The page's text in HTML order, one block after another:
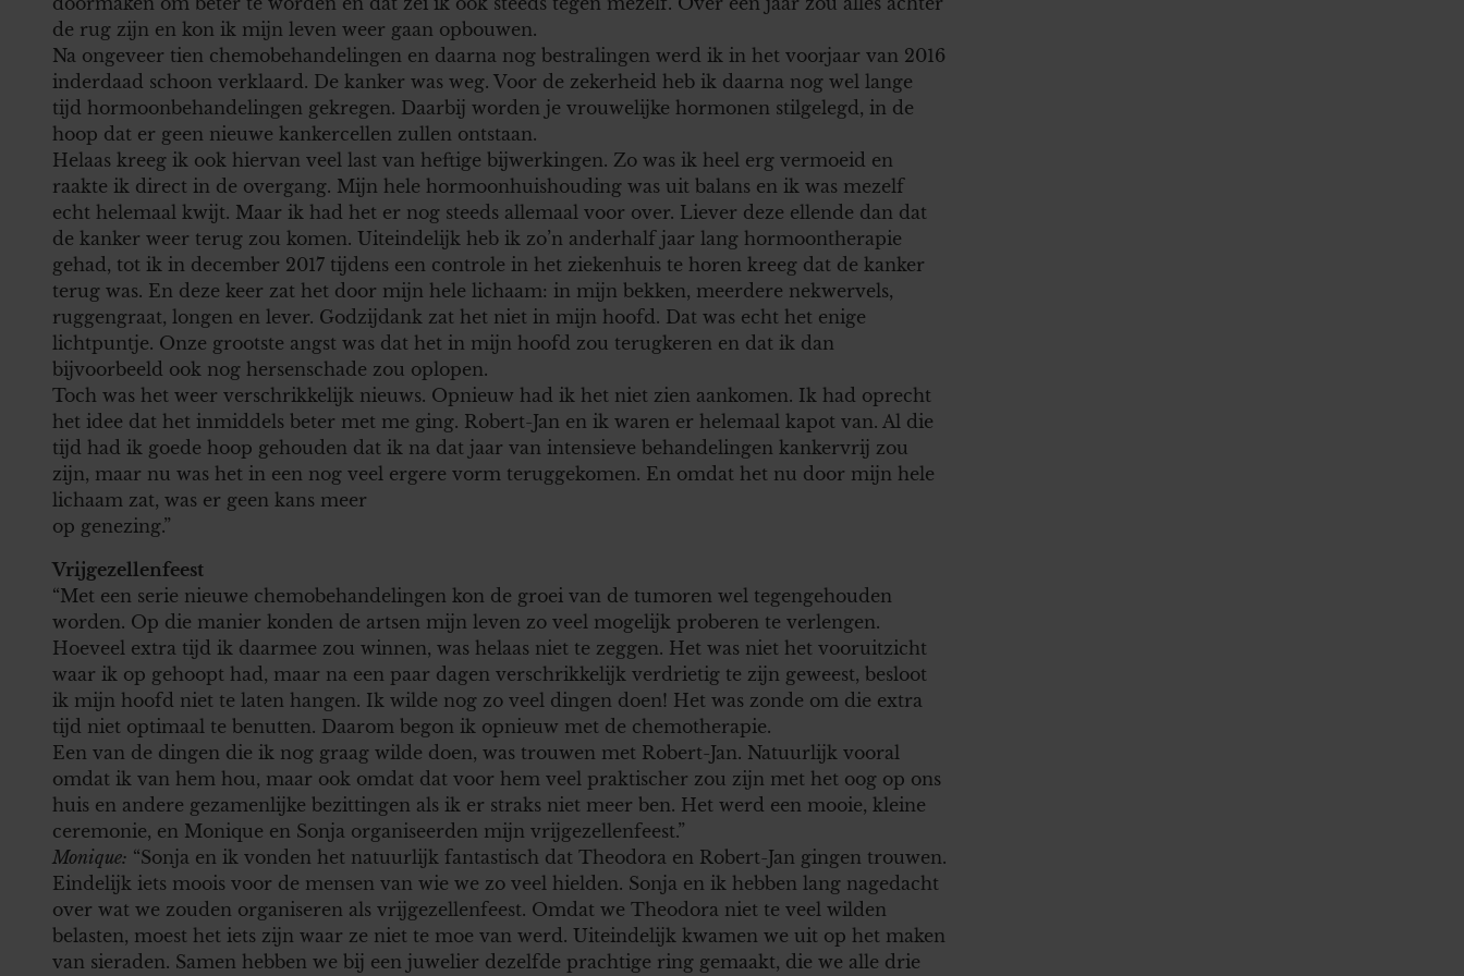
de rug zijn en kon ik mijn leven weer gaan opbouwen.
Na ongeveer tien chemobehandelingen en daarna nog bestralingen werd ik in het voorjaar van 2016
inderdaad schoon verklaard. De kanker was weg. Voor de zekerheid heb ik daarna nog wel lange
tijd hormoonbehandelingen gekregen. Daarbij worden je vrouwelijke hormonen stilgelegd, in de
hoop dat er geen nieuwe kankercellen zullen ontstaan.
Helaas kreeg ik ook hiervan veel last van heftige bijwerkingen. Zo was ik heel erg vermoeid en
raakte ik direct in de overgang. Mijn hele hormoonhuishouding was uit balans en ik was mezelf
echt helemaal kwijt. Maar ik had het er nog steeds allemaal voor over. Liever deze ellende dan dat
de kanker weer terug zou komen. Uiteindelijk heb ik zo’n anderhalf jaar lang hormoontherapie
gehad, tot ik in december 2017 tijdens een controle in het ziekenhuis te horen kreeg dat de kanker
terug was. En deze keer zat het door mijn hele lichaam: in mijn bekken, meerdere nekwervels,
ruggengraat, longen en lever. Godzijdank zat het niet in mijn hoofd. Dat was echt het enige
lichtpuntje. Onze grootste angst was dat het in mijn hoofd zou terugkeren en dat ik dan
bijvoorbeeld ook nog hersenschade zou oplopen.
Toch was het weer verschrikkelijk nieuws. Opnieuw had ik het niet zien aankomen. Ik had oprecht
het idee dat het inmiddels beter met me ging. Robert-Jan en ik waren er helemaal kapot van. Al die
tijd had ik goede hoop gehouden dat ik na dat jaar van intensieve behandelingen kankervrij zou
zijn, maar nu was het in een nog veel ergere vorm teruggekomen. En omdat het nu door mijn hele
lichaam zat, was er geen kans meer
op genezing.”
Vrijgezellenfeest
“Met een serie nieuwe chemobehandelingen kon de groei van de tumoren wel tegengehouden
worden. Op die manier konden de artsen mijn leven zo veel mogelijk proberen te verlengen.
Hoeveel extra tijd ik daarmee zou winnen, was helaas niet te zeggen. Het was niet het vooruitzicht
waar ik op gehoopt had, maar na een paar dagen verschrikkelijk verdrietig te zijn geweest, besloot
ik mijn hoofd niet te laten hangen. Ik wilde nog zo veel dingen doen! Het was zonde om die extra
tijd niet optimaal te benutten. Daarom begon ik opnieuw met de chemotherapie.
Een van de dingen die ik nog graag wilde doen, was trouwen met Robert-Jan. Natuurlijk vooral
omdat ik van hem hou, maar ook omdat dat voor hem veel praktischer zou zijn met het oog op ons
huis en andere gezamenlijke bezittingen als ik er straks niet meer ben. Het werd een mooie, kleine
ceremonie, en Monique en Sonja organiseerden mijn vrijgezellenfeest.”
Monique: “Sonja en ik vonden het natuurlijk fantastisch dat Theodora en Robert-Jan gingen trouwen.
Eindelijk iets moois voor de mensen van wie we zo veel hielden. Sonja en ik hebben lang nagedacht
over wat we zouden organiseren als vrijgezellenfeest. Omdat we Theodora niet te veel wilden
belasten, moest het iets zijn waar ze niet te moe van werd. Uiteindelijk kwamen we uit op het maken
van sieraden. Samen hebben we bij een juwelier dezelfde prachtige ring gemaakt, die we alle drie